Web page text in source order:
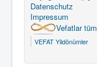
Datenschutz
Impressum
Vefatlar
VEFAT Yildönümler